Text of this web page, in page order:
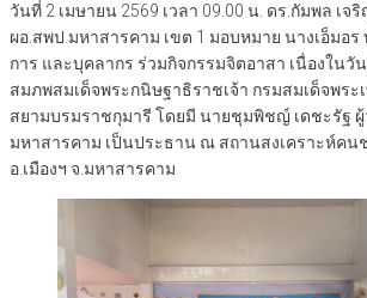
วันที่ 2 เมษายน 2569 เวลา 09.00 น. ดร.กัมพล เจ
ผอ.สพป.มหาสารคาม เขต 1 มอบหมาย นางเอ็มอร
การ และบุคลากร ร่วมกิจกรรมจิตอาสา เนื่องในวั
สมภพสมเด็จพระกนิษฐาธิราชเจ้า กรมสมเด็จพร
สยามบรมราชกุมารี โดยมี นายชุมพิชญ์ เดชะรัฐ
มหาสารคาม เป็นประธาน ณ สถานสงเคราะห์คน
อ.เมืองฯ จ.มหาสารคาม